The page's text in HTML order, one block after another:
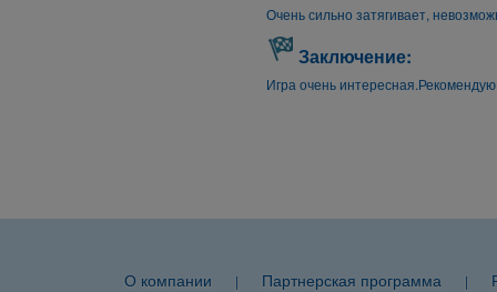
Очень сильно затягивает,
Заключение:
Игра очень
О компании | Партнерская программа |